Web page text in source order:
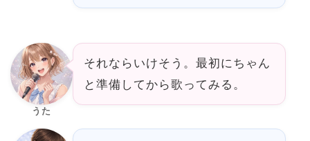
うた
それならいけそう。最初にちゃん
と準備してから歌ってみる。